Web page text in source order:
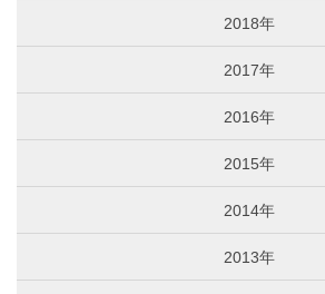
2018年
2017年
2016年
2015年
2014年
2013年